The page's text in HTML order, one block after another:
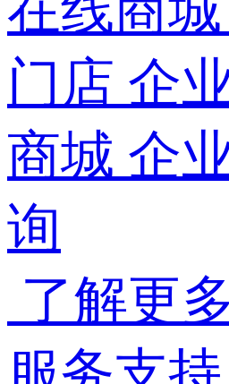
门店 企
商城 企
询
了解更